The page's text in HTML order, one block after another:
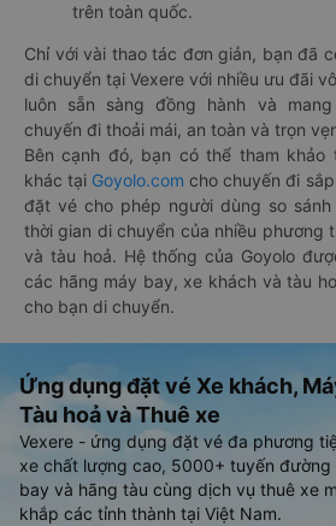
trên toàn quốc.
Chỉ với vài thao tác đơn giản, bạn đã
di chuyển tại Vexere với nhiều ưu đãi
luôn sẵn sàng đồng hành và
chuyến đi thoải mái, an toàn và trọn
Bên cạnh đó, bạn có thể tham khảo
khác tại Goyolo.com cho chuyến đi
đặt vé cho phép người dùng so
thời gian di chuyển của nhiều phương
và tàu hoả. Hệ thống của Goyolo
các hãng máy bay, xe khách và tàu
cho bạn di chuyển.
Ứng dụng đặt vé Xe khách,
Tàu hoả và Thuê xe
Vexere - ứng dụng đặt vé đa phương
xe chất lượng cao, 5000+ tuyến
bay và hãng tàu cùng dịch vụ thuê xe
khắp các tỉnh thành tại Việt Nam.